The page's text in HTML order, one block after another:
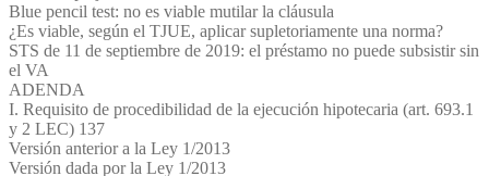
Blue pencil test: no es viable mutilar la cláusula
¿Es viable, según el TJUE, aplicar supletoriamente una norma?
STS de 11 de septiembre de 2019: el préstamo no puede subsistir sin
el VA
ADENDA
I. Requisito de procedibilidad de la ejecución hipotecaria (art. 693.1
y 2 LEC) 137
Versión anterior a la Ley 1/2013
Versión dada por la Ley 1/2013